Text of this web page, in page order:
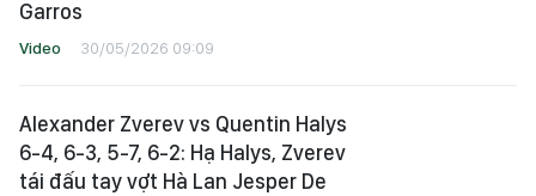
Garros
Video 30/05/2026 09:09
Alexander Zverev vs Quentin Halys
6-4, 6-3, 5-7, 6-2: Hạ Halys, Zverev
tái đấu tay vợt Hà Lan Jesper De